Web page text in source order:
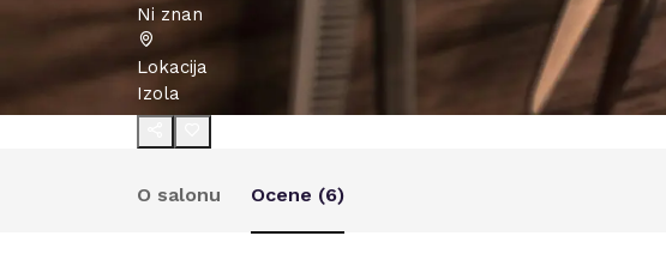
Ni znan
Lokacija
Izola
O salonu Ocene (6)